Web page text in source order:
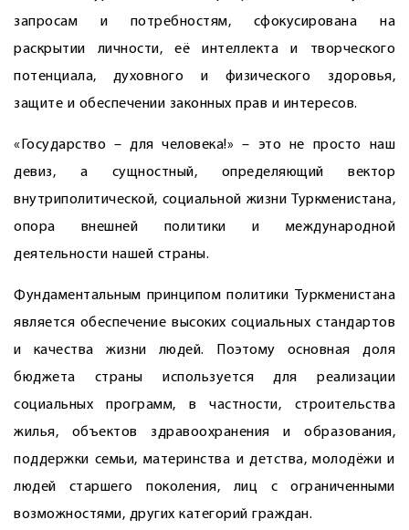
запросам и потребностям, сфокусирована на
раскрытии личности, её интеллекта и творческого
потенциала, духовного и физического здоровья,
защите и обеспечении законных прав и интересов.
«Государство – для человека!» – это не просто наш
девиз, а сущностный, определяющий вектор
внутриполитической, социальной жизни Туркменистана,
опора внешней политики и международной
деятельности нашей страны.
Фундаментальным принципом политики Туркменистана
является обеспечение высоких социальных стандартов
и качества жизни людей. Поэтому основная доля
бюджета страны используется для реализации
социальных программ, в частности, строительства
жилья, объектов здравоохранения и образования,
поддержки семьи, материнства и детства, молодёжи и
людей старшего поколения, лиц с ограниченными
возможностями, других категорий граждан.